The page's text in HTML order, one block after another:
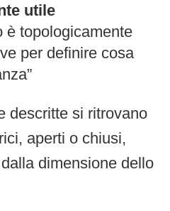
utile
è topologicamente
per definire cosa
descritte si ritrovano
aperti o chiusi,
dimensione dello